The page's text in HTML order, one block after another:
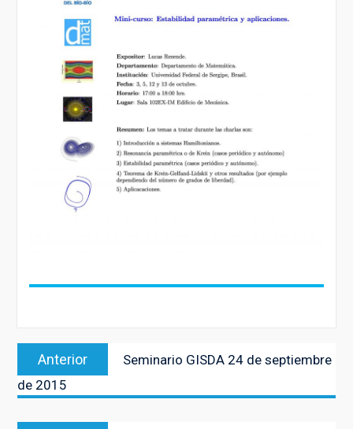
Navegación
entradas
Anterior
anterior:
Seminario GISDA 24 de septiembre
de 2015